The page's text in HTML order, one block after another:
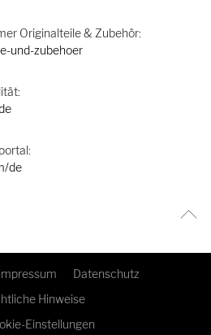
Originalteile & Zubehör:
und-zubehoer
de
Datenschutz
Hinweise
Einstellungen